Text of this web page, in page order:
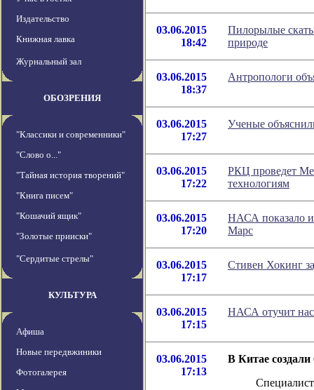
Издательство
Книжная лавка
Журнальный зал
ОБОЗРЕНИЯ
"Классики и современники"
"Слово о..."
"Тайная история творений"
"Книга писем"
"Кошачий ящик"
"Золотые прииски"
"Сердитые стрелы"
КУЛЬТУРА
Афиша
Новые передвжиники
Фотогалерея
03.06.2015
18:42
Пилорылые
природе
03.06.2015
18:37
Антропологи
03.06.2015
17:27
Ученые
03.06.2015
17:22
РКЦ проведет
технологиям
03.06.2015
17:20
НАСА показало
Марс
03.06.2015
17:17
Стивен Хокинг
03.06.2015
17:15
НАСА отучит
03.06.2015
17:13
В Китае